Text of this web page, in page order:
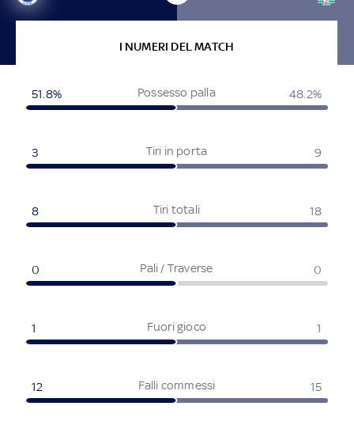
I NUMERI DEL MATCH
Possesso palla
51.8% 48.2%
Tiri in porta
3 9
Tiri totali
8 18
Pali / Traverse
0 0
Fuori gioco
1 1
Falli commessi
12 15